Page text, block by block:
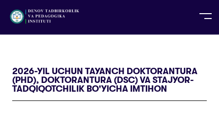
TG TR
2026-YIL UCHUN TAYANCH DOKTORANTURA
(PHD), DOKTORANTURA (DSC) VA STAJYOR-
TADQIQOTCHILIK BO'YICHA IMTIHON